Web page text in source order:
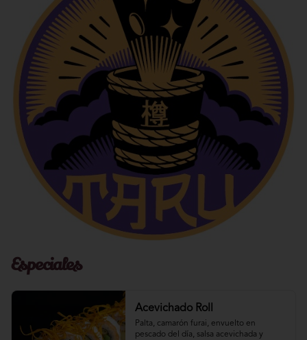
Especiales
Acevichado Roll
Palta, camarón furai, envuelto en
pescado del día, salsa acevichada y